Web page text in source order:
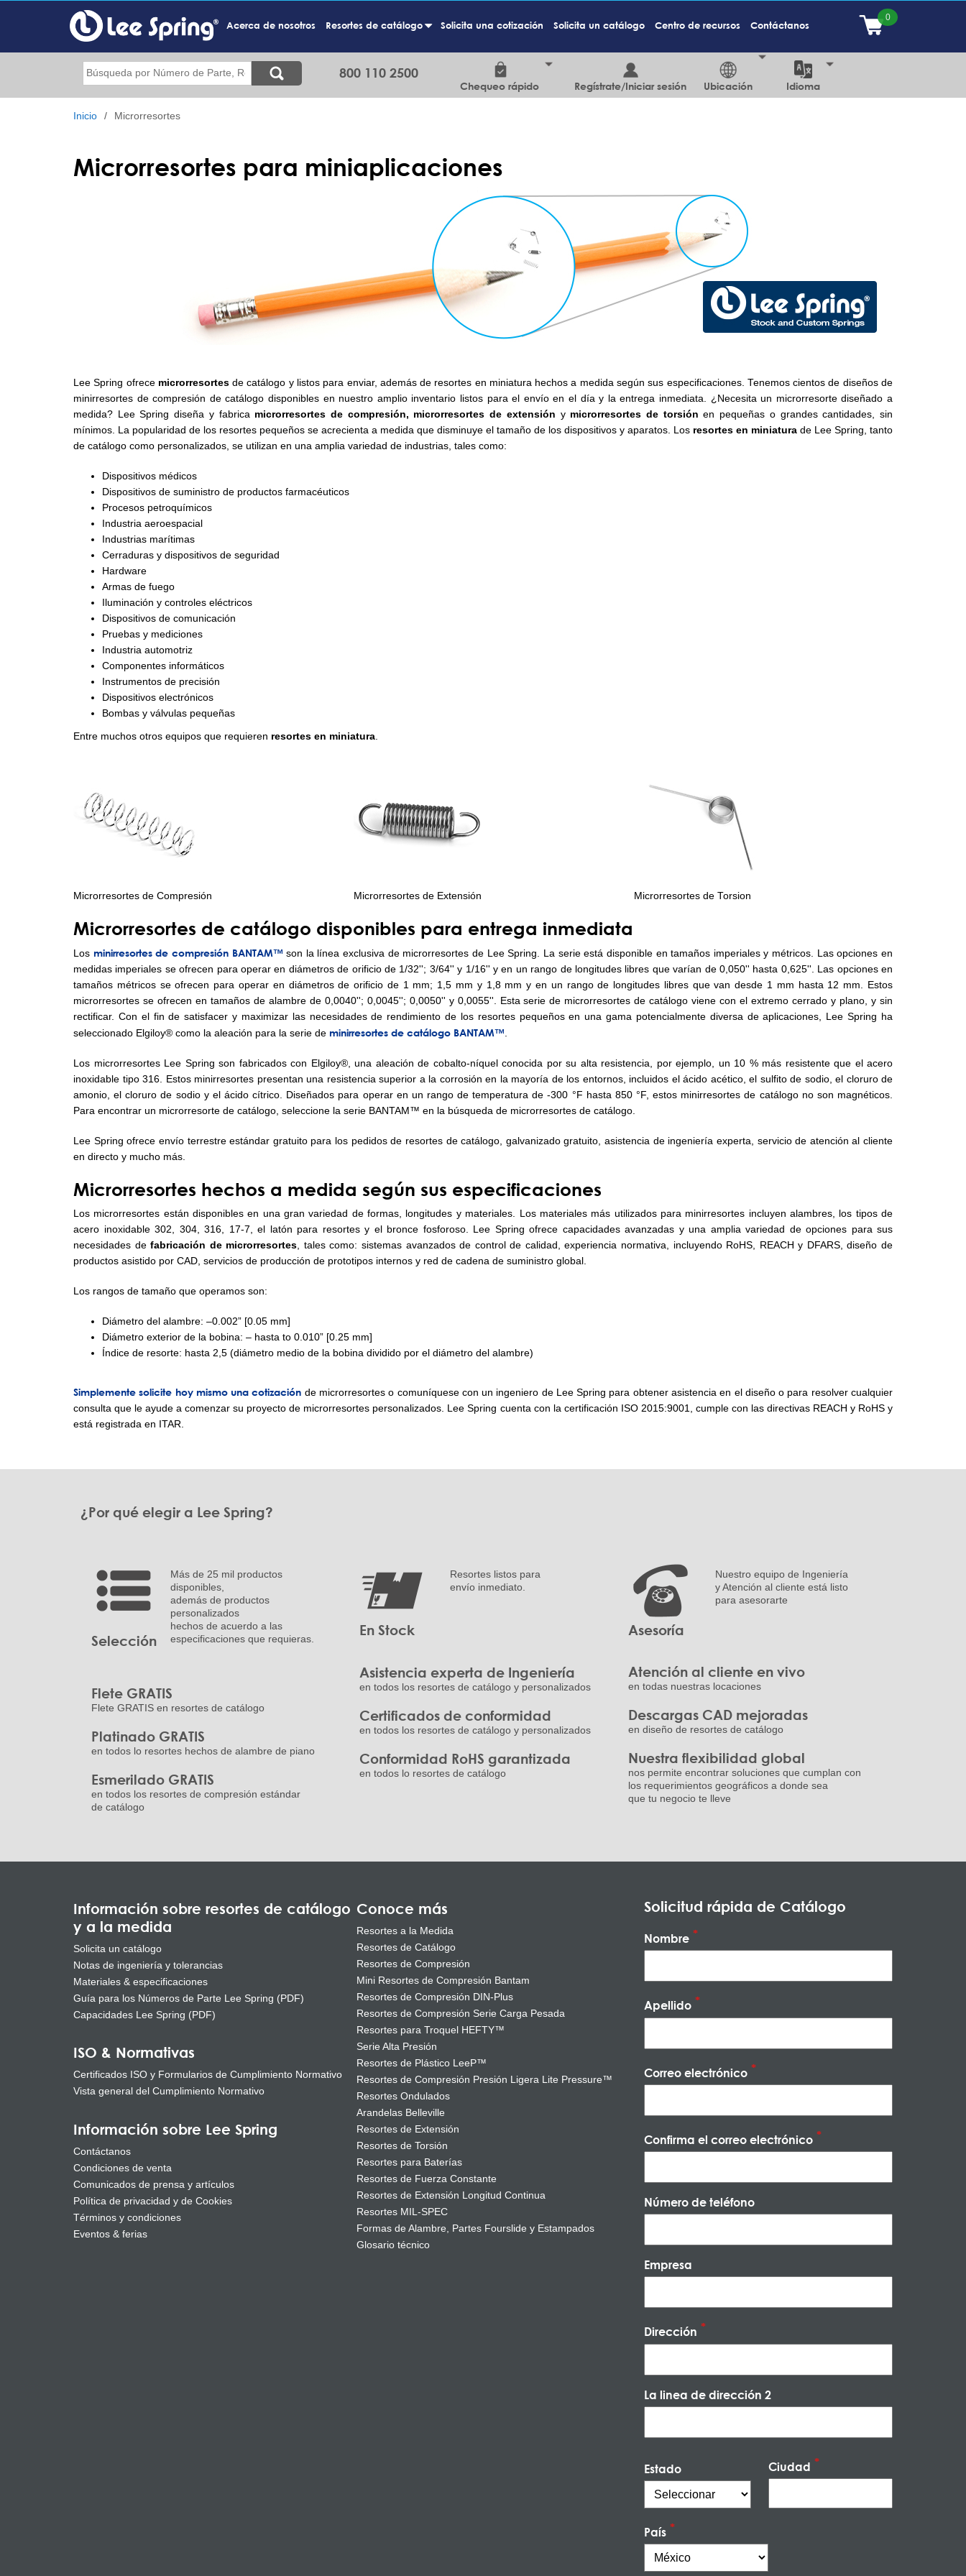
principal
Acerca de nosotros Resortes de catálogo Solicita una cotización Solicita un catálogo Centro de recursos Contáctanos
Buscar 800 110 2500
Chequeo rápido Regístrate/Iniciar sesión Ubicación Idioma
Inicio Microrresortes
Microrresortes para miniaplicaciones
Lee Spring ofrece microrresortesde catálogo y listos para enviar, además de resortes en miniatura hechos a medida según sus especificaciones. Tenemos cientos de diseños de
minirresortes de compresión de catálogo disponibles en nuestro amplio inventario listos para el envío en el día y la entrega inmediata. ¿Necesita un microrresorte diseñado a
medida? Lee Spring diseña y fabrica microrresortes de compresión, microrresortes de extensión ymicrorresortes de torsión en pequeñas o grandes cantidades, sin
mínimos. La popularidad de los resortes pequeños se acrecienta a medida que disminuye el tamaño de los dispositivos y aparatos. Los resortes en miniatura de Lee Spring, tanto
de catálogo como personalizados, se utilizan en una amplia variedad de industrias, tales como:
Dispositivos médicos
Dispositivos de suministro de productos farmacéuticos
Procesos petroquímicos
Industria aeroespacial
Industrias marítimas
Cerraduras y dispositivos de seguridad
Hardware
Armas de fuego
Iluminación y controles eléctricos
Dispositivos de comunicación
Pruebas y mediciones
Industria automotriz
Componentes informáticos
Instrumentos de precisión
Dispositivos electrónicos
Bombas y válvulas pequeñas
Entre muchos otros equipos que requieren resortes en miniatura.
Microrresortes de Compresión Microrresortes de Extensión Microrresortes de Torsion
Microrresortes de catálogo disponibles para entrega inmediata
Los minirresortes de compresión BANTAM™ son la línea exclusiva de microrresortes de Lee Spring. La serie está disponible en tamaños imperiales y métricos. Las opciones en
medidas imperiales se ofrecen para operar en diámetros de orificio de 1/32''; 3/64'' y 1/16'' y en un rango de longitudes libres que varían de 0,050'' hasta 0,625''. Las opciones en
tamaños métricos se ofrecen para operar en diámetros de orificio de 1 mm; 1,5 mm y 1,8 mm y en un rango de longitudes libres que van desde 1 mm hasta 12 mm. Estos
microrresortes se ofrecen en tamaños de alambre de 0,0040''; 0,0045''; 0,0050'' y 0,0055''. Esta serie de microrresortes de catálogo viene con el extremo cerrado y plano, y sin
rectificar. Con el fin de satisfacer y maximizar las necesidades de rendimiento de los resortes pequeños en una gama potencialmente diversa de aplicaciones, Lee Spring ha
seleccionado Elgiloy® como la aleación para la serie de minirresortes de catálogo BANTAM™.
Los microrresortes Lee Spring son fabricados con Elgiloy®, una aleación de cobalto-níquel conocida por su alta resistencia, por ejemplo, un 10 % más resistente que el acero
inoxidable tipo 316. Estos minirresortes presentan una resistencia superior a la corrosión en la mayoría de los entornos, incluidos el ácido acético, el sulfito de sodio, el cloruro de
amonio, el cloruro de sodio y el ácido cítrico. Diseñados para operar en un rango de temperatura de -300 °F hasta 850 °F, estos minirresortes de catálogo no son magnéticos.
Para encontrar un microrresorte de catálogo, seleccione la serie BANTAM™ en la búsqueda de microrresortes de catálogo.
Lee Spring ofrece envío terrestre estándar gratuito para los pedidos de resortes de catálogo, galvanizado gratuito, asistencia de ingeniería experta, servicio de atención al cliente
en directo y mucho más.
Microrresortes hechos a medida según sus especificaciones
Los microrresortes están disponibles en una gran variedad de formas, longitudes y materiales. Los materiales más utilizados para minirresortes incluyen alambres, los tipos de
acero inoxidable 302, 304, 316, 17-7, el latón para resortes y el bronce fosforoso. Lee Spring ofrece capacidades avanzadas y una amplia variedad de opciones para sus
necesidades defabricación de microrresortes, tales como: sistemas avanzados de control de calidad, experiencia normativa, incluyendo RoHS, REACH y DFARS, diseño de
productos asistido por CAD, servicios de producción de prototipos internos y red de cadena de suministro global.
Los rangos de tamaño que operamos son:
Diámetro del alambre: –0.002” [0.05 mm]
Diámetro exterior de la bobina: – hasta to 0.010” [0.25 mm]
Índice de resorte: hasta 2,5 (diámetro medio de la bobina dividido por el diámetro del alambre)
Simplemente solicite hoy mismo una cotización de microrresortes o comuníquese con un ingeniero de Lee Spring para obtener asistencia en el diseño o para resolver cualquier
consulta que le ayude a comenzar su proyecto de microrresortes personalizados. Lee Spring cuenta con la certificación ISO 2015:9001, cumple con las directivas REACH y RoHS y
está registrada en ITAR.
¿Por qué elegir a Lee Spring?
Selección
Más de 25 mil productos
disponibles,
además de productos
personalizados
hechos de acuerdo a las
especificaciones que requieras.
Flete GRATIS
Flete GRATIS en resortes de catálogo
Platinado GRATIS
en todos lo resortes hechos de alambre de piano
Esmerilado GRATIS
en todos los resortes de compresión estándar
de catálogo
En Stock
Resortes listos para
envío inmediato.
Asistencia experta de Ingeniería
en todos los resortes de catálogo y personalizados
Certificados de conformidad
en todos los resortes de catálogo y personalizados
Conformidad RoHS garantizada
en todos lo resortes de catálogo
Asesoría
Nuestro equipo de Ingeniería
y Atención al cliente está listo
para asesorarte
Atención al cliente en vivo
en todas nuestras locaciones
Descargas CAD mejoradas
en diseño de resortes de catálogo
Nuestra flexibilidad global
nos permite encontrar soluciones que cumplan con
los requerimientos geográficos a donde sea
que tu negocio te lleve
Información sobre resortes de catálogo
y a la medida
Solicita un catálogo
Notas de ingeniería y tolerancias
Materiales & especificaciones
Guía para los Números de Parte Lee Spring (PDF)
Capacidades Lee Spring (PDF)
Conoce más
Resortes a la Medida
Resortes de Catálogo
Resortes de Compresión
Mini Resortes de Compresión Bantam
Resortes de Compresión DIN-Plus
Resortes de Compresión Serie Carga Pesada
Resortes para Troquel HEFTY™
Serie Alta Presión
Resortes de Plástico LeeP™
Resortes de Compresión Presión Ligera Lite Pressure™
Resortes Ondulados
Arandelas Belleville
Resortes de Extensión
Resortes de Torsión
Resortes para Baterías
Resortes de Fuerza Constante
Resortes de Extensión Longitud Continua
Resortes MIL-SPEC
Formas de Alambre, Partes Fourslide y Estampados
Glosario técnico
ISO & Normativas
Certificados ISO y Formularios de Cumplimiento Normativo
Vista general del Cumplimiento Normativo
Información sobre Lee Spring
Contáctanos
Condiciones de venta
Comunicados de prensa y artículos
Política de privacidad y de Cookies
Términos y condiciones
Eventos & ferias
Solicitud rápida de Catálogo
Nombre
Apellido
Correo electrónico
Confirma el correo electrónico
Número de teléfono
Empresa
Dirección
La linea de dirección 2
Estado Ciudad
País